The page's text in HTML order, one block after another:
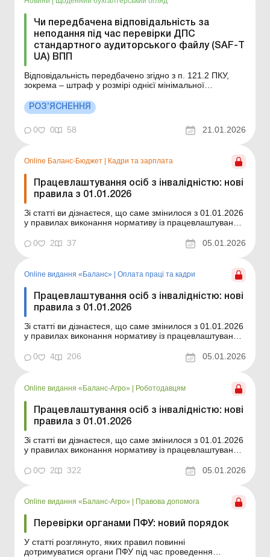
Чи передбачена відповідальність за
неподання під час перевірки ДПС
стандартного аудиторського файлу (SAF-T
UA) ВПП
Відповідальність передбачено згідно з п. 121.2 ПКУ,
зокрема – штраф у розмірі однієї мінімальної
податкового (звітного) року, за кожний такий факт.
Більше за темою: Перевірки-2026: кого варто очікувати
РОЗ’ЯСНЕННЯ
0 0 58 21.01.2026
Online Баланс-Бюджет Кадри та зарплата
Працевлаштування осіб з інвалідністю: нові
правила з 01.01.2026
Зі статті ви дізнаєтеся, що саме змінилося з 01.01.2026
у правилах виконання нормативу із працевлаштування
роботодавцям у зв’язку із цими змінами. Баланс-
Бюджет № 1 від 6 січня 2026 року З 01.01.2026
роботодавцям...
0 2 37 05.01.2026
Online видання «Баланс» Оплата праці та кадри
Працевлаштування осіб з інвалідністю: нові
правила з 01.01.2026
Зі статті ви дізнаєтеся, що саме змінилося з 01.01.2026
у правилах виконання нормативу із працевлаштування
роботодавцям у зв’язку із цими змінами. Баланс № 1
від 6 січня 2026 року З 01.01.2026 кардинально змінено
0 4 206 05.01.2026
Online видання «Баланс-Агро» | Роботодавцям
Працевлаштування осіб з інвалідністю: нові
правила з 01.01.2026
Зі статті ви дізнаєтеся, що саме змінилося з 01.01.2026
у правилах виконання нормативу із працевлаштування
роботодавцям у зв’язку із цими змінами. Баланс-Агро
№ 1 від 6 січня 2026 року З 01.01.2026 кардинально
0 2 322 05.01.2026
Online видання «Баланс-Агро» | Правова допомога
Перевірки органами ПФУ: новий порядок
У статті розглянуто, яких правил повинні
дотримуватися органи ПФУ під час проведення